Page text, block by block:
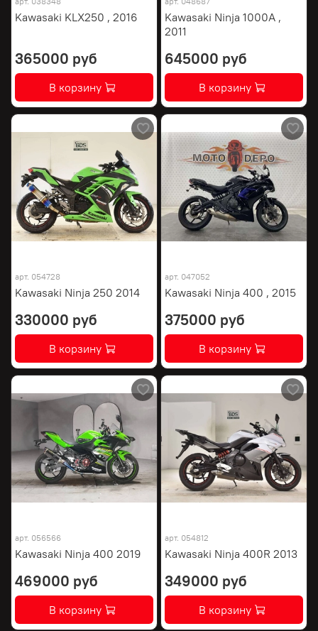
Kawasaki KLX250 , 2016
365000 руб
В корзину
Kawasaki Ninja 1000A ,
2011
645000 руб
В корзину
арт. 054728
Kawasaki Ninja 250 2014
330000 руб
В корзину
арт. 047052
Kawasaki Ninja 400 , 2015
375000 руб
В корзину
арт. 056566
Kawasaki Ninja 400 2019
469000 руб
В корзину
арт. 054812
Kawasaki Ninja 400R 2013
349000 руб
В корзину